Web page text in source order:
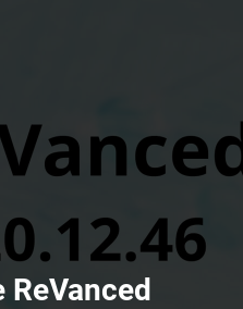
ReVanced